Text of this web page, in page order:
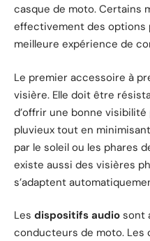
casque de moto. Certains
effectivement des options
meilleure expérience de
Le premier accessoire à
visière. Elle doit être
d’offrir une bonne
pluvieux tout en
par le soleil ou les phares
existe aussi des visières
s’adaptent
Les dispositifs audio sont
conducteurs de moto. Les